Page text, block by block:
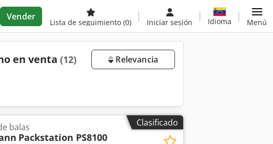
Vender
Lista de seguimiento (0) Iniciar sesión Idioma Menú
en venta (12) Relevancia
Clasificado
balas
Packstation PS8100